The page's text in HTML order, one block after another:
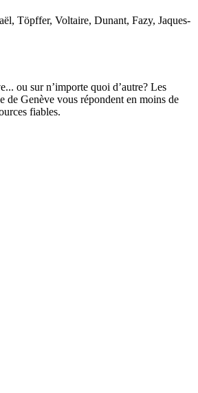
Töpffer, Voltaire, Dunant, Fazy, Jaques-
ou sur n’importe quoi d’autre? Les
de Genève vous répondent en moins de
fiables.